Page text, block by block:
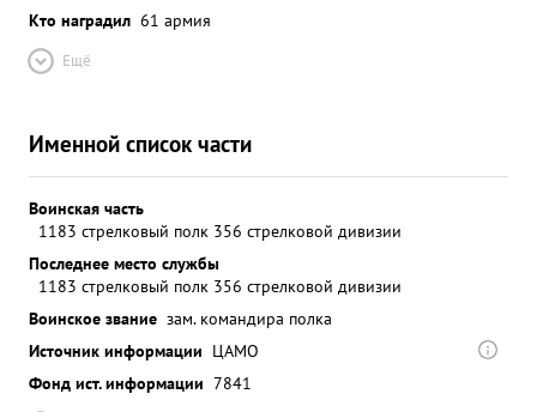
Кто наградил 61 армия
Ещё
Именной список части
Воинская часть
1183 стрелковый полк 356 стрелковой дивизии
Последнее место службы
1183 стрелковый полк 356 стрелковой дивизии
Воинское звание зам. командира полка
Источник информации ЦАМО
Фонд ист. информации 7841